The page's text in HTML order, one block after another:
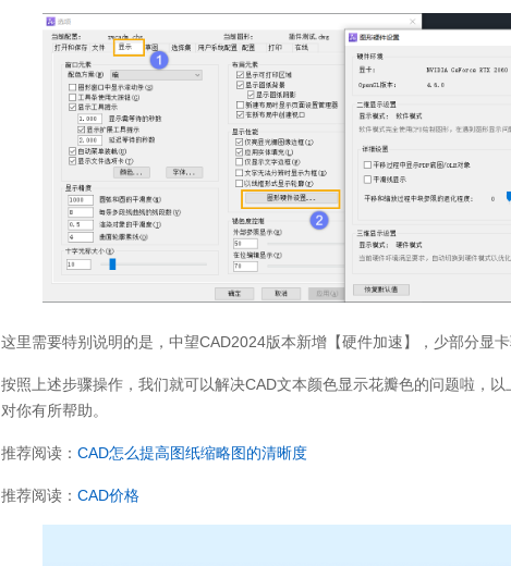
这里需要特别说明的是，中望CAD2024版本新增【硬件加速】，少部分显
按照上述步骤操作，我们就可以解决CAD文本颜色显示花瓣色的问题啦，
对你有所帮助。
推荐阅读： CAD怎么提高图纸缩略图的清晰度
推荐阅读： CAD价格